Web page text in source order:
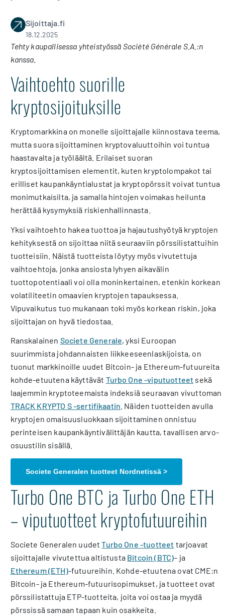
Sijoittaja.fi
18.12.2025
Tehty kaupallisessa yhteistyössä Société Générale S.A.:n
kanssa
Vaihtoehto suorille
kryptosijoituksille
Kryptomarkkina on monelle sijoittajalle kiinnostava teema,
mutta suora sijoittaminen kryptovaluuttoihin voi tuntua
haastavalta ja työläältä. Erilaiset suoran
kryptosijoittamisen elementit, kuten kryptolompakot tai
erilliset kaupankäyntialustat ja kryptopörssit voivat tuntua
monimutkaisilta, ja samalla hintojen voimakas heilunta
herättää kysymyksiä riskienhallinnasta.
Yksi vaihtoehto hakea tuottoa ja hajautushyötyä kryptojen
kehityksestä on sijoittaa niitä seuraaviin pörssilistattuihin
tuotteisiin. Näistä tuotteista löytyy myös vivutettuja
vaihtoehtoja, jonka ansiosta lyhyen aikavälin
tuottopotentiaali voi olla moninkertainen, etenkin korkean
volatiliteetin omaavien kryptojen tapauksessa.
Vipuvaikutus tuo mukanaan toki myös korkean riskin, joka
sijoittajan on hyvä tiedostaa.
Ranskalainen Societe Generale, yksi Euroopan
suurimmista johdannaisten liikkeeseenlaskijoista, on
tuonut markkinoille uudet Bitcoin- ja Ethereum-futuureita
kohde-etuutena käyttävät Turbo One -viputuotteet sekä
laajemmin kryptoteemaista indeksiä seuraavan vivuttoman
TRACK KRYPTO S -sertifikaatin . Näiden tuotteiden avulla
kryptojen omaisuusluokkaan sijoittaminen onnistuu
perinteisen kaupankäyntivälittäjän kautta, tavallisen arvo-
osuustilin sisällä.
Societe Generalen tuotteet Nordnetissä >
Turbo One BTC ja Turbo One ETH
– viputuotteet kryptofutuureihin
Societe Generalen uudetTurbo One -tuotteet tarjoavat
sijoittajalle vivutettua altistusta Bitcoin (BTC)– ja
Ethereum (ETH)-futuureihin. Kohde-etuutena ovat CME:n
Bitcoin- ja Ethereum-futuurisopimukset, ja tuotteet ovat
pörssilistattuja ETP-tuotteita, joita voi ostaa ja myydä
pörssissä samaan tapaan kuin osakkeita.